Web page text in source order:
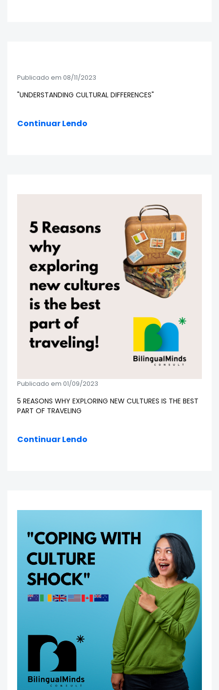
Publicado em 08/11/2023
"UNDERSTANDING CULTURAL DIFFERENCES"
Continuar Lendo
Publicado em 01/09/2023
5 REASONS WHY EXPLORING NEW CULTURES IS THE BEST
PART OF TRAVELING
Continuar Lendo